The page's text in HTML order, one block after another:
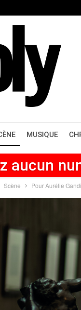
MUSIQUE
aucun
Scène Pour Aurélie